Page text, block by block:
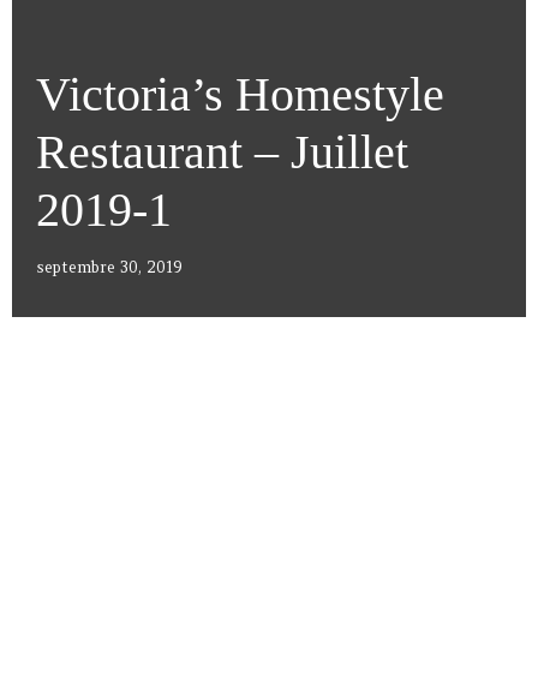
Victoria’s Homestyle
Restaurant – Juillet
2019-1
septembre 30, 2019